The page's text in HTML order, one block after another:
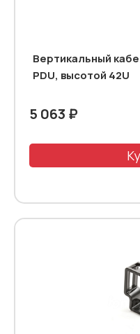
Вертикальный
PDU, высотой 42U
5 063 ₽